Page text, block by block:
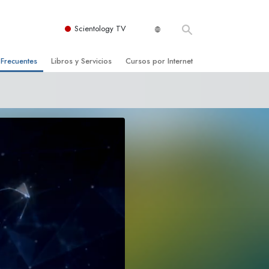
Scientology TV
Iglesia
Libros y Servicios
Iniciales
Cursos por Internet
Las Dinámicas de la Existencia
Ayudas para Enfermedades y Lesiones